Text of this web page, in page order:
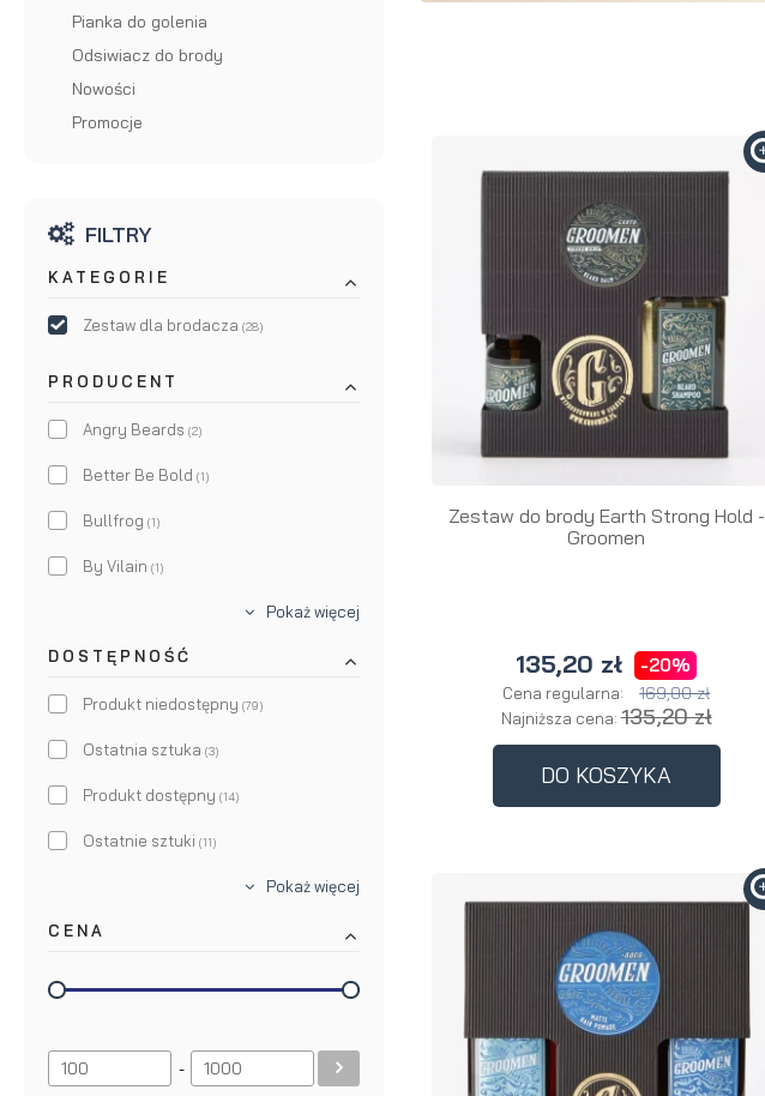
Pianka do golenia
Odsiwiacz do brody
Nowości
Promocje
FILTRY
KATEGORIE
Zestaw dla brodacza (28)
PRODUCENT
Angry Beards (2)
Better Be Bold (1)
Bullfrog (1)
By Vilain (1)
Cyrulicy (2)
Groomen (7)
Oak (1)
RALLS. (5)
Shear Revival (1)
Pokaż więcej
DOSTĘPNOŚĆ
Produkt niedostępny (79)
Ostatnia sztuka (3)
Produkt dostępny (14)
Ostatnie sztuki (11)
Pokaż więcej
CENA
-
Zestaw do brody Earth Strong Hold -
Groomen
135,20 zł -20%
Cena regularna: 169,00 zł
Najniższa cena:135,20 zł
DO KOSZYKA